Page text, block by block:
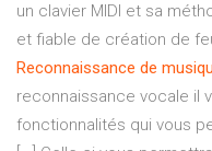
un clavier MIDI et sa
et fiable de création de
Reconnaissance de
reconnaissance vocale il
fonctionnalités qui vous